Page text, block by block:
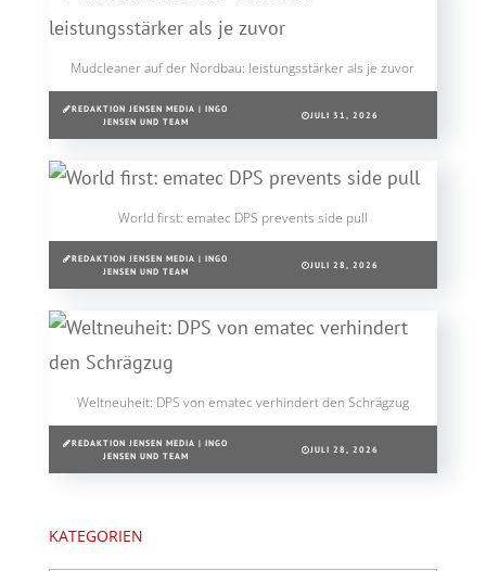
Mudcleaner auf der Nordbau: leistungsstärker als je zuvor
REDAKTION JENSEN MEDIA | INGO
JENSEN UND TEAM
JULI 31, 2026
World first: ematec DPS prevents side pull
REDAKTION JENSEN MEDIA | INGO
JENSEN UND TEAM
JULI 28, 2026
Weltneuheit: DPS von ematec verhindert den Schrägzug
REDAKTION JENSEN MEDIA | INGO
JENSEN UND TEAM
JULI 28, 2026
KATEGORIEN